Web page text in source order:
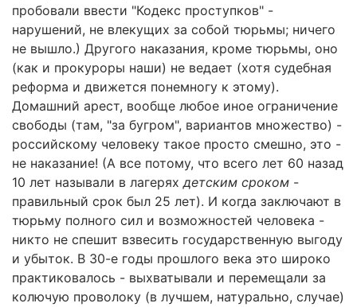
пробовали ввести "Кодекс проступков" -
нарушений, не влекущих за собой тюрьмы; ничего
не вышло.) Другого наказания, кроме тюрьмы, оно
(как и прокуроры наши) не ведает (хотя судебная
реформа и движется понемногу к этому).
Домашний арест, вообще любое иное ограничение
свободы (там, "за бугром", вариантов множество) -
российскому человеку такое просто смешно, это -
не наказание! (А все потому, что всего лет 60 назад
10 лет называли в лагеряхдетским сроком -
правильный срок был 25 лет). И когда заключают в
тюрьму полного сил и возможностей человека -
никто не спешит взвесить государственную выгоду
и убыток. В 30-е годы прошлого века это широко
практиковалось - выхватывали и перемещали за
колючую проволоку (в лучшем, натурально, случае)